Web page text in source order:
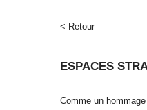
< Retour
ESPACES
Comme un